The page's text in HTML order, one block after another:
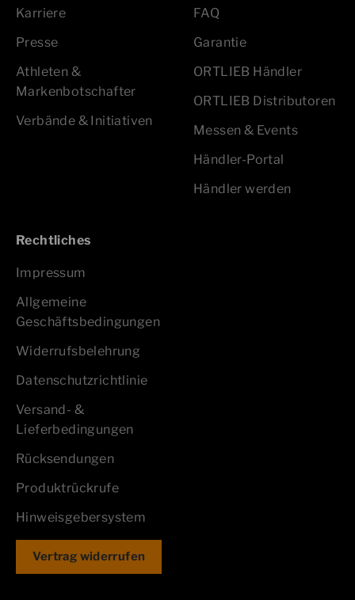
Karriere
Presse
Athleten &
Markenbotschafter
Verbände & Initiativen
FAQ
Garantie
ORTLIEB Händler
ORTLIEB Distributoren
Messen & Events
Händler-Portal
Händler werden
Rechtliches
Impressum
Allgemeine
Geschäftsbedingungen
Widerrufsbelehrung
Datenschutzrichtlinie
Versand- &
Lieferbedingungen
Rücksendungen
Produktrückrufe
Hinweisgebersystem
Vertrag widerrufen